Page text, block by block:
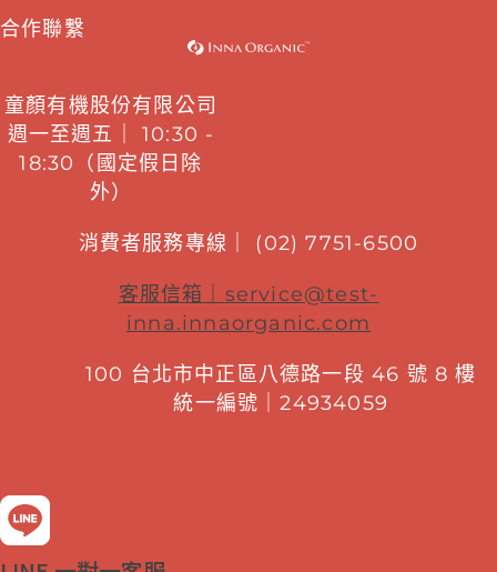
合作聯繫
童顏有機股份有限公司
週一至週五｜ 10:30 -
18:30（國定假日除
外）
消費者服務專線｜ (02) 7751-6500
客服信箱｜ service@test-
inna.innaorganic.com
100 台北市中正區八德路一段 46 號 8 樓
統一編號｜24934059